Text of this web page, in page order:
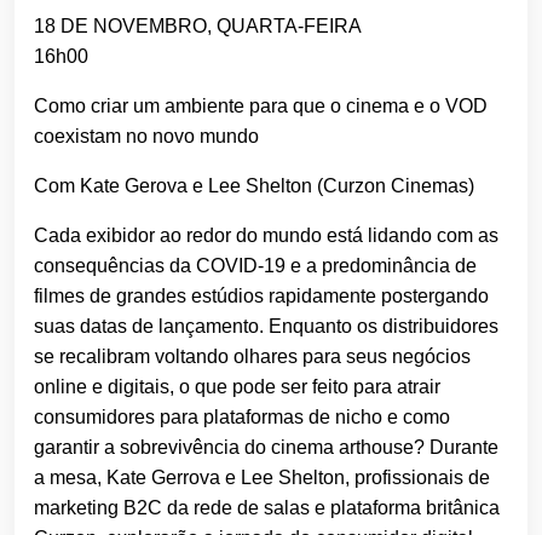
18 DE NOVEMBRO, QUARTA-FEIRA
16h00
Como criar um ambiente para que o cinema e o VOD
coexistam no novo mundo
Com Kate Gerova e Lee Shelton (Curzon Cinemas)
Cada exibidor ao redor do mundo está lidando com as
consequências da COVID-19 e a predominância de
filmes de grandes estúdios rapidamente postergando
suas datas de lançamento. Enquanto os distribuidores
se recalibram voltando olhares para seus negócios
online e digitais, o que pode ser feito para atrair
consumidores para plataformas de nicho e como
garantir a sobrevivência do cinema arthouse? Durante
a mesa, Kate Gerrova e Lee Shelton, profissionais de
marketing B2C da rede de salas e plataforma britânica